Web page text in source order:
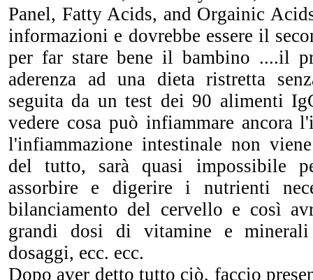
Panel, Fatty Acids, and Orgainic
informazioni e dovrebbe essere il
per far stare bene il bambino ....il
aderenza ad una dieta ristretta
seguita da un test dei 90 alimenti
vedere cosa può infiammare ancora
l'infiammazione intestinale non
del tutto, sarà quasi impossibile
assorbire e digerire i nutrienti
bilanciamento del cervello e così
grandi dosi di vitamine e
dosaggi, ecc. ecc.
Dopo aver detto tutto ciò, faccio